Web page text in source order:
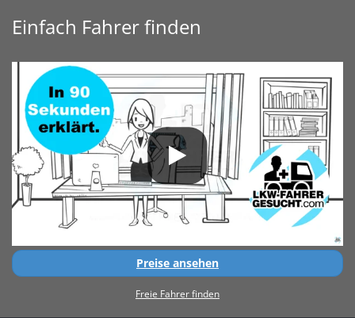
Einfach Fahrer finden
Preise ansehen
Freie Fahrer finden